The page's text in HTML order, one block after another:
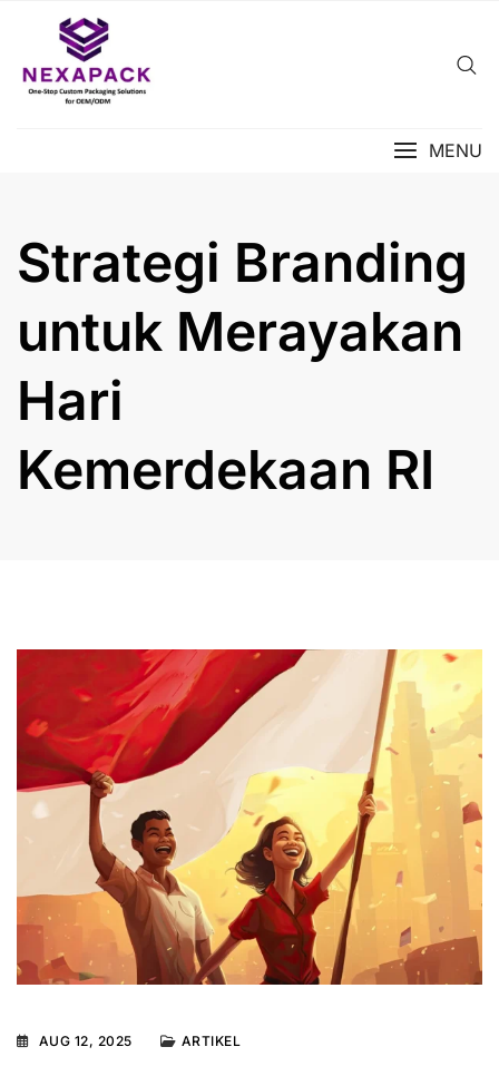
content
MENU
Strategi Branding
untuk Merayakan
Hari
Kemerdekaan RI
AUG 12, 2025 ARTIKEL